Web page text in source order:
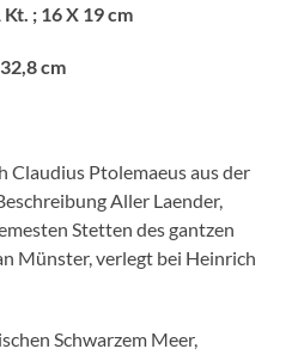
; 16 X 19 cm
cm
Claudius Ptolemaeus aus der
Aller Laender,
Stetten des gantzen
Münster, verlegt bei Heinrich
Schwarzem Meer,